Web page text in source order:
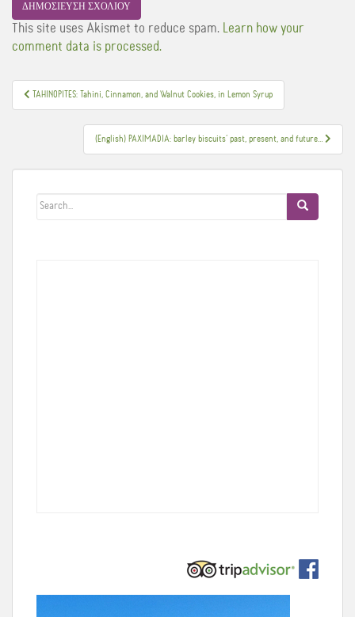
This site uses Akismet to reduce spam. Learn how your
comment data is processed.
Πλοήγηση
άρθρων
TAHINOPITES: Tahini, Cinnamon, and Walnut Cookies, in Lemon Syrup
(English) PAXIMADIA: barley biscuits’ past, present, and future…